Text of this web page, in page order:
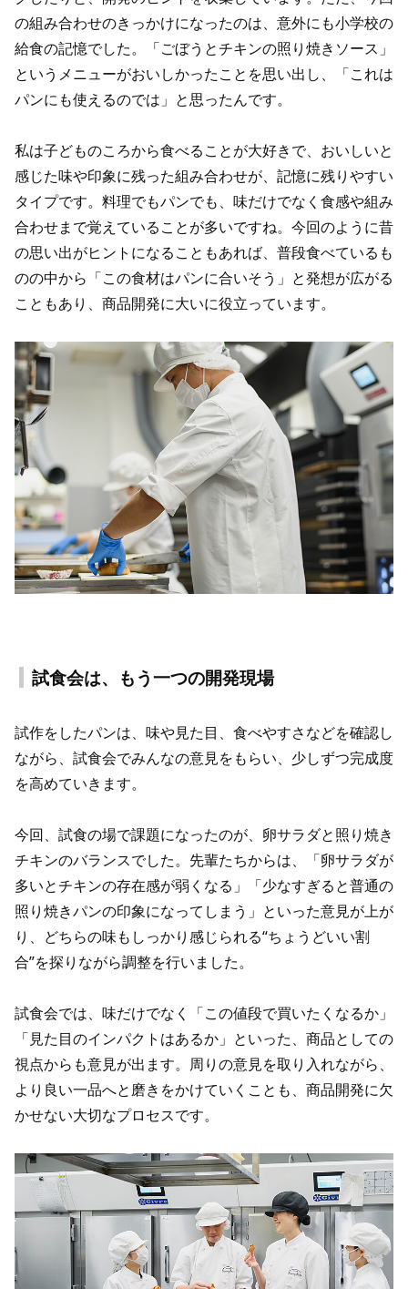
の組み合わせのきっかけになったのは、意外にも小学校の
給食の記憶でした。「ごぼうとチキンの照り焼きソース」
というメニューがおいしかったことを思い出し、「これは
パンにも使えるのでは」と思ったんです。
私は子どものころから食べることが大好きで、おいしいと
感じた味や印象に残った組み合わせが、記憶に残りやすい
タイプです。料理でもパンでも、味だけでなく食感や組み
合わせまで覚えていることが多いですね。今回のように昔
の思い出がヒントになることもあれば、普段食べているも
のの中から「この食材はパンに合いそう」と発想が広がる
こともあり、商品開発に大いに役立っています。
試食会は、もう一つの開発現場
試作をしたパンは、味や見た目、食べやすさなどを確認し
ながら、試食会でみんなの意見をもらい、少しずつ完成度
を高めていきます。
今回、試食の場で課題になったのが、卵サラダと照り焼き
チキンのバランスでした。先輩たちからは、「卵サラダが
多いとチキンの存在感が弱くなる」「少なすぎると普通の
照り焼きパンの印象になってしまう」といった意見が上が
り、どちらの味もしっかり感じられる“ちょうどいい割
合”を探りながら調整を行いました。
試食会では、味だけでなく「この値段で買いたくなるか」
「見た目のインパクトはあるか」といった、商品としての
視点からも意見が出ます。周りの意見を取り入れながら、
より良い一品へと磨きをかけていくことも、商品開発に欠
かせない大切なプロセスです。